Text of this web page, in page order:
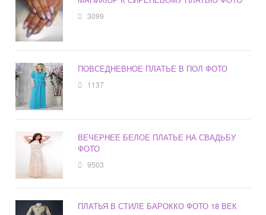
3099
ПОВСЕДНЕВНОЕ ПЛАТЬЕ В ПОЛ ФОТО
1137
ВЕЧЕРНЕЕ БЕЛОЕ ПЛАТЬЕ НА СВАДЬБУ
ФОТО
9503
ПЛАТЬЯ В СТИЛЕ БАРОККО ФОТО 18 ВЕК